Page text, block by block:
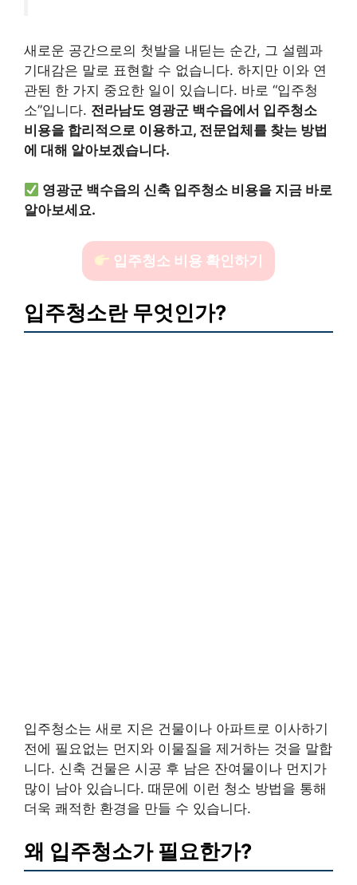
새로운 공간으로의 첫발을 내딛는 순간, 그 설렘과
기대감은 말로 표현할 수 없습니다. 하지만 이와 연
관된 한 가지 중요한 일이 있습니다. 바로 “입주청
소”입니다. 전라남도 영광군 백수읍에서 입주청소
비용을 합리적으로 이용하고, 전문업체를 찾는 방법
에 대해 알아보겠습니다.
영광군 백수읍의 신축 입주청소 비용을 지금 바로
알아보세요.
입주청소 비용 확인하기
입주청소란 무엇인가?
입주청소는 새로 지은 건물이나 아파트로 이사하기
전에 필요없는 먼지와 이물질을 제거하는 것을 말합
니다. 신축 건물은 시공 후 남은 잔여물이나 먼지가
많이 남아 있습니다. 때문에 이런 청소 방법을 통해
더욱 쾌적한 환경을 만들 수 있습니다.
왜 입주청소가 필요한가?